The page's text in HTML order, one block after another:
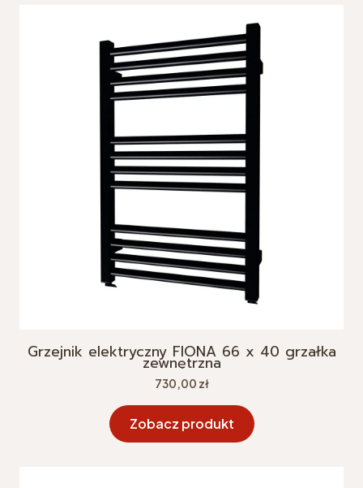
Grzejnik elektryczny FIONA 66 x 40 grzałka
zewnętrzna
Cena
730,00 zł
Zobacz produkt